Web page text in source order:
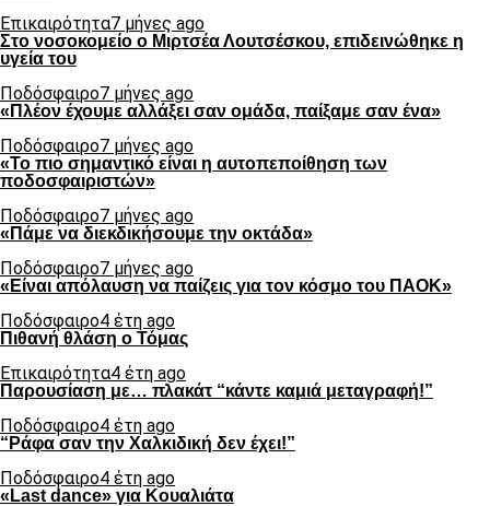
Επικαιρότητα7 μήνες ago
Στο νοσοκομείο ο Μιρτσέα Λουτσέσκου, επιδεινώθηκε η
υγεία του
Ποδόσφαιρο7 μήνες ago
«Πλέον έχουμε αλλάξει σαν ομάδα, παίξαμε σαν ένα»
Ποδόσφαιρο7 μήνες ago
«Το πιο σημαντικό είναι η αυτοπεποίθηση των
ποδοσφαιριστών»
Ποδόσφαιρο7 μήνες ago
«Πάμε να διεκδικήσουμε την οκτάδα»
Ποδόσφαιρο7 μήνες ago
«Είναι απόλαυση να παίζεις για τον κόσμο του ΠΑΟΚ»
Ποδόσφαιρο4 έτη ago
Πιθανή θλάση ο Τόμας
Επικαιρότητα4 έτη ago
Παρουσίαση με… πλακάτ “κάντε καμιά μεταγραφή!”
Ποδόσφαιρο4 έτη ago
“Ράφα σαν την Χαλκιδική δεν έχει!”
Ποδόσφαιρο4 έτη ago
«Last dance» για Κουαλιάτα